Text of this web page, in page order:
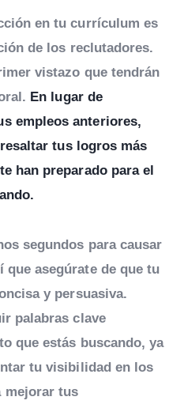
en tu currículum es
de los reclutadores.
vistazo que tendrán
En lugar de
empleos anteriores,
tus logros más
han preparado para el
segundos para causar
que asegúrate de que tu
y persuasiva.
palabras clave
que estás buscando, ya
tu visibilidad en los
mejorar tus